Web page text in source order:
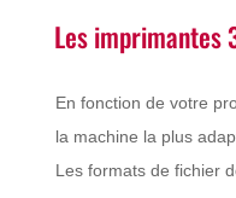
Les imprimantes
En fonction de votre
la machine la plus
Les formats de fichier